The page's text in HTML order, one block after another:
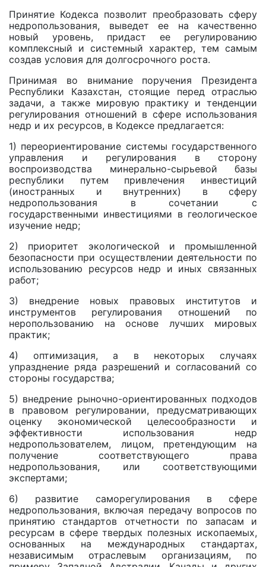
Принятие Кодекса позволит преобразовать сферу
недропользования, выведет ее на качественно
новый уровень, придаст ее регулированию
комплексный и системный характер, тем самым
создав условия для долгосрочного роста.
Принимая во внимание поручения Президента
Республики Казахстан, стоящие перед отраслью
задачи, а также мировую практику и тенденции
регулирования отношений в сфере использования
недр и их ресурсов, в Кодексе предлагается:
1) переориентирование системы государственного
управления и регулирования в сторону
воспроизводства минерально-сырьевой базы
республики путем привлечения инвестиций
(иностранных и внутренних) в сферу
недропользования в сочетании с
государственными инвестициями в геологическое
изучение недр;
2) приоритет экологической и промышленной
безопасности при осуществлении деятельности по
использованию ресурсов недр и иных связанных
работ;
3) внедрение новых правовых институтов и
инструментов регулирования отношений по
неропользованию на основе лучших мировых
практик;
4) оптимизация, a в некоторых случаях
упразднение ряда разрешений и согласований со
стороны государства;
5) внедрение рыночно-ориентированных подходов
в правовом регулировании, предусматривающих
оценку экономической целесообразности и
эффективности использования недр
недропользователем, лицом, претендующим на
получение соответствующего права
недропользования, или соответствующими
экспертами;
6) развитие саморегулирования в сфере
недропользования, включая передачу вопросов по
принятию стандартов отчетности по запасам и
ресурсам в сфере твердых полезных ископаемых,
основанных на международных стандартах,
независимым отраслевым организациям, по